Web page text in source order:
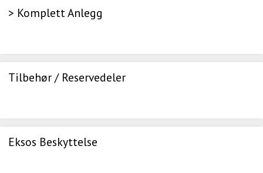
> Komplett Anlegg
Tilbehør / Reservedeler
Eksos Beskyttelse